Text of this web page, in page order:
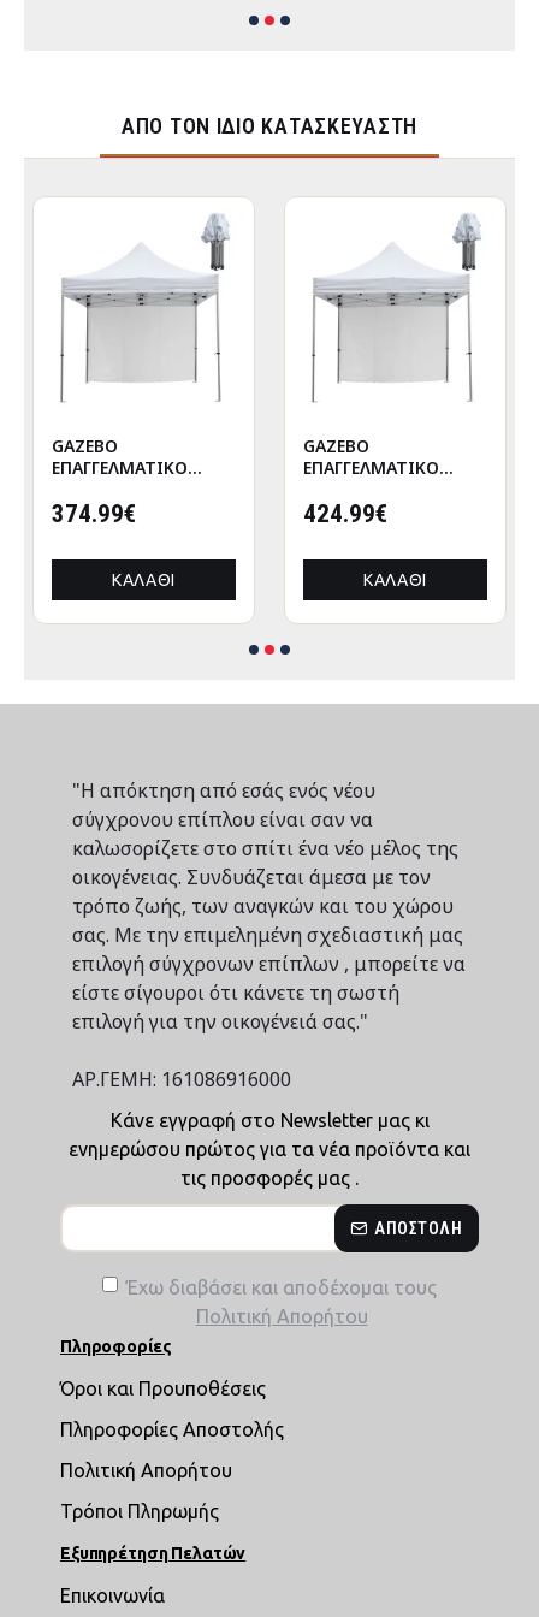
ΑΠΌ ΤΟΝ ΊΔΙΟ ΚΑΤΑΣΚΕΥΑΣΤΉ
GAZEBO
ΕΠΑΓΓΕΛΜΑΤΙΚΟ
CRESSEN HM21097
ΑΛΟΥΜΙΝΙΟΥ
3x3x3,4Yμ
374.99€
ΚΑΛΆΘΙ
GAZEBO
ΕΠΑΓΓΕΛΜΑΤΙΚΟ
CRESSEN HM21097.01
ΑΛΟΥΜΙΝΙΟΥ
3x3x3,4Yεκ
424.99€
ΚΑΛΆΘΙ
"Η απόκτηση από εσάς ενός νέου
σύγχρονου επίπλου είναι σαν να
καλωσορίζετε στο σπίτι ένα νέο μέλος της
οικογένειας. Συνδυάζεται άμεσα με τον
τρόπο ζωής, των αναγκών και του χώρου
σας. Με την επιμελημένη σχεδιαστική μας
επιλογή σύγχρονων επίπλων , μπορείτε να
είστε σίγουροι ότι κάνετε τη σωστή
επιλογή για την οικογένειά σας."
ΑΡ.ΓΕΜΗ: 161086916000
Κάνε εγγραφή στο Newsletter μας κι
ενημερώσου πρώτος για τα νέα προϊόντα και
τις προσφορές μας .
ΑΠΟΣΤΟΛΉ
Έχω διαβάσει και αποδέχομαι τους
Πολιτική Απορήτου
Πληροφορίες
Όροι και Προυποθέσεις
Πληροφορίες Αποστολής
Πολιτική Απορήτου
Τρόποι Πληρωμής
Εξυπηρέτηση Πελατών
Επικοινωνία